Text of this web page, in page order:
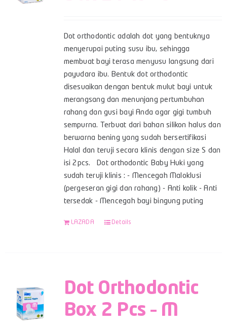
Dot orthodontic adalah dot yang bentuknya
menyerupai puting susu ibu, sehingga
membuat bayi terasa menyusu langsung dari
payudara ibu. Bentuk dot orthodontic
disesuaikan dengan bentuk mulut bayi untuk
merangsang dan menunjang pertumbuhan
rahang dan gusi bayi Anda agar gigi tumbuh
sempurna. Terbuat dari bahan silikon halus dan
berwarna bening yang sudah bersertifikasi
Halal dan teruji secara klinis dengan size S dan
isi 2pcs. Dot orthodontic Baby Huki yang
sudah teruji klinis : - Mencegah Maloklusi
(pergeseran gigi dan rahang) - Anti kolik - Anti
tersedak - Mencegah bayi bingung puting
LAZADA Details
Dot Orthodontic
Box 2 Pcs – M